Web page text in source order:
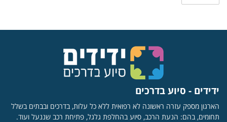
ידידים - סיוע בדרכים
הארגון מספק עזרה ראשונה לא רפואית ללא כל עלות, בדרכים ובבתים בשלל
תחומים, בהם: הנעת הרכב, סיוע בהחלפת גלגל, פתיחת רכב שננעל ועוד.